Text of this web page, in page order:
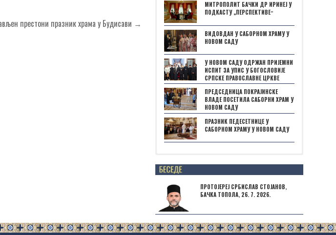
престони празник храма у Будисави →
МИТРОПОЛИТ БАЧКИ ДР ИРИНЕЈ У
ПОДКАСТУ „ПЕРСПЕКТИВЕˮ
ВИДОВДАН У САБОРНОМ ХРАМУ У
НОВОМ САДУ
У НОВОМ САДУ ОДРЖАН ПРИЈЕМНИ
ИСПИТ ЗА УПИС У БОГОСЛОВИЈЕ
СРПСКЕ ПРАВОСЛАВНЕ ЦРКВЕ
ПРЕДСЕДНИЦА ПОКРАЈИНСКЕ
ВЛАДЕ ПОСЕТИЛА САБОРНИ ХРАМ У
НОВОМ САДУ
ПРАЗНИК ПЕДЕСЕТНИЦЕ У
САБОРНОМ ХРАМУ У НОВОМ САДУ
Posts not found
ПРОТОЈЕРЕЈ СРБИСЛАВ СТОЈАНОВ,
БАЧКА ТОПОЛА, 26. 7. 2026.